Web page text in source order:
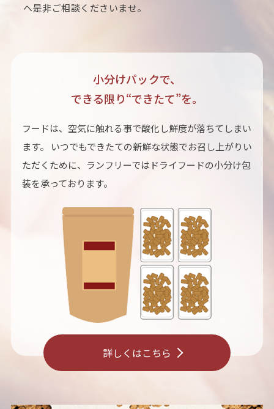
へ是非ご相談くださいませ。
小分けパックで、
できる限り“できたて”を。
フードは、空気に触れる事で酸化し鮮度が落ちてしまい
ます。 いつでもできたての新鮮な状態でお召し上がりい
ただくために、ランフリーではドライフードの小分け包
装を承っております。
詳しくはこちら